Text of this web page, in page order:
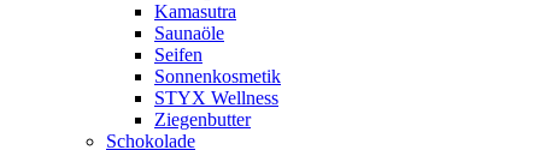
Kamasutra
Saunaöle
Seifen
Sonnenkosmetik
STYX Wellness
Ziegenbutter
Schokolade